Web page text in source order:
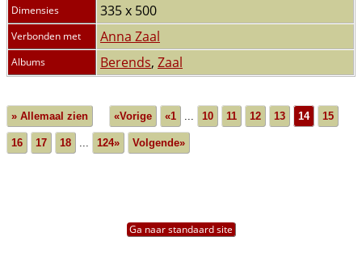
Dimensies 335 x 500
Verbonden met Anna Zaal
Albums Berends, Zaal
» Allemaal zien «Vorige «1 ... 10 11 12 13 14 15
16 17 18 ... 124» Volgende»
Ga naar standaard site